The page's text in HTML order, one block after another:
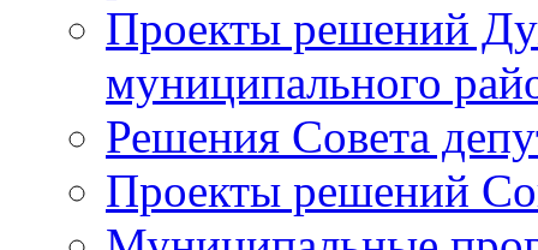
Проекты решений
муниципального
Решения Совета
Проекты решений